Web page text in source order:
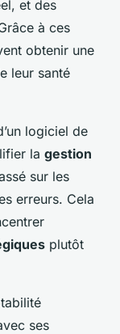
et des
à ces
obtenir une
leur santé
logiciel de
la gestion
sur les
erreurs. Cela
plutôt
ses